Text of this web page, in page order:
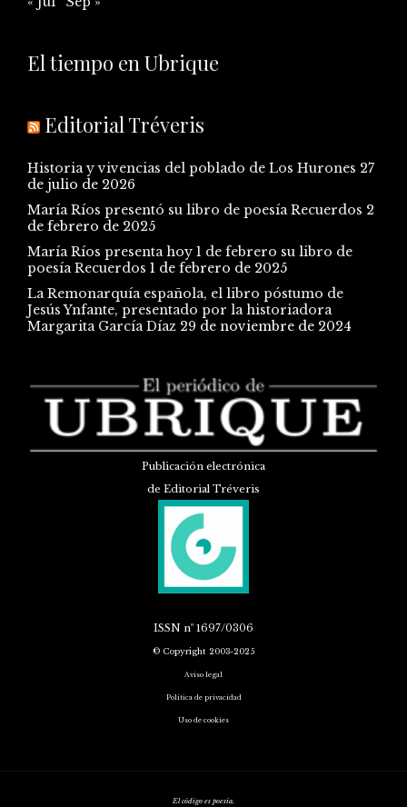
El tiempo en Ubrique
Editorial Tréveris
Historia y vivencias del poblado de Los Hurones 27
de julio de 2026
María Ríos presentó su libro de poesía Recuerdos 2
de febrero de 2025
María Ríos presenta hoy 1 de febrero su libro de
poesía Recuerdos 1 de febrero de 2025
La Remonarquía española, el libro póstumo de
Jesús Ynfante, presentado por la historiadora
Margarita García Díaz 29 de noviembre de 2024
Publicación electrónica
de Editorial Tréveris
ISSN nº 1697/0306
© Copyright 2003-2025
Aviso legal
Política de privacidad
Uso de cookies
El código es poesía.